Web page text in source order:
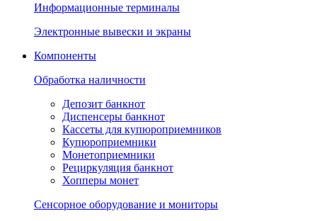
Информационные терминалы
Электронные вывески и экраны
Компоненты
Обработка наличности
Депозит банкнот
Диспенсеры банкнот
Кассеты для купюроприемников
Купюроприемники
Монетоприемники
Рециркуляция банкнот
Хопперы монет
Сенсорное оборудование и мониторы